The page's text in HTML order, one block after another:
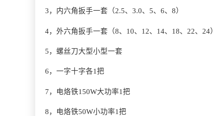
3，内六角扳手一套（2.5、3.0、5、6、8）
4，外六角扳手一套（8、10、12、14、18、22、24）
5，螺丝刀大型小型一套
6，一字十字各1把
7，电烙铁150W大功率1把
8，电烙铁50W小功率1把